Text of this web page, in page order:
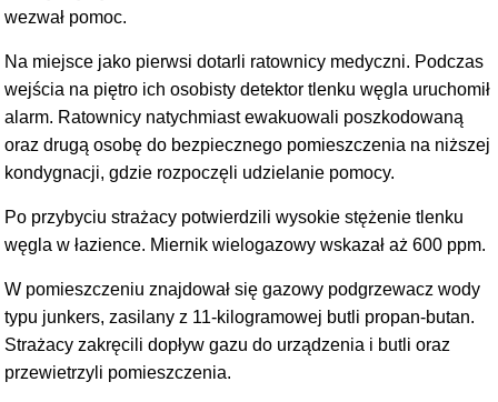
wezwał pomoc.
Na miejsce jako pierwsi dotarli ratownicy medyczni. Podczas
wejścia na piętro ich osobisty detektor tlenku węgla uruchomił
alarm. Ratownicy natychmiast ewakuowali poszkodowaną
oraz drugą osobę do bezpiecznego pomieszczenia na niższej
kondygnacji, gdzie rozpoczęli udzielanie pomocy.
Po przybyciu strażacy potwierdzili wysokie stężenie tlenku
węgla w łazience. Miernik wielogazowy wskazał aż 600 ppm.
W pomieszczeniu znajdował się gazowy podgrzewacz wody
typu junkers, zasilany z 11-kilogramowej butli propan-butan.
Strażacy zakręcili dopływ gazu do urządzenia i butli oraz
przewietrzyli pomieszczenia.